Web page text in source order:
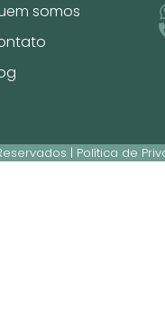
somos
| Política de